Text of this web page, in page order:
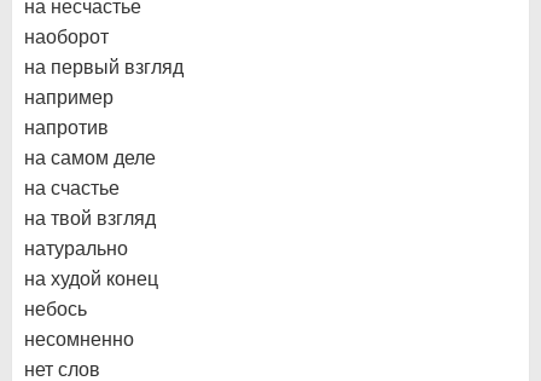
на несчастье
наоборот
на первый взгляд
например
напротив
на самом деле
на счастье
на твой взгляд
натурально
на худой конец
небось
несомненно
нет слов